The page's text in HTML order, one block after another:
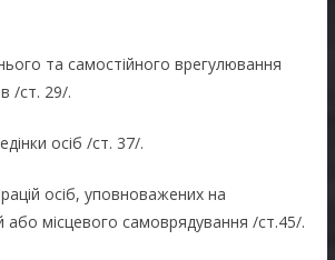
та самостійного врегулювання
/ст. 29/.
осіб /ст. 37/.
осіб, уповноважених на
або місцевого самоврядування /ст.45/.